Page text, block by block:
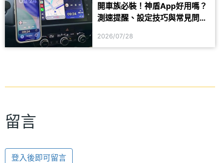
開車族必裝！神盾App好用嗎？
測速提醒、設定技巧與常見問題
2026/07/28
留言
登入後即可留言